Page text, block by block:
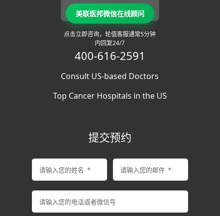
美联医邦微信在线顾问
点击立即咨询，轮值客服通常5分钟
内回复24/7
400-616-2591
Consult US-based Doctors
Top Cancer Hospitals in the US
提交预约